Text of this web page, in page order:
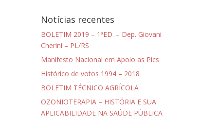
Notícias recentes
BOLETIM 2019 – 1ªED. – Dep. Giovani
Cherini – PL/RS
Manifesto Nacional em Apoio as Pics
Histórico de votos 1994 – 2018
BOLETIM TÉCNICO AGRÍCOLA
OZONIOTERAPIA – HISTÓRIA E SUA
APLICABILIDADE NA SAÚDE PÚBLICA